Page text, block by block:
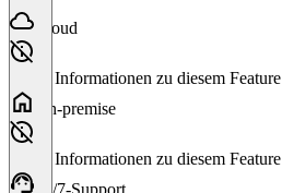
Cloud
Keine Informationen zu diesem Feature
On-premise
Keine Informationen zu diesem Feature